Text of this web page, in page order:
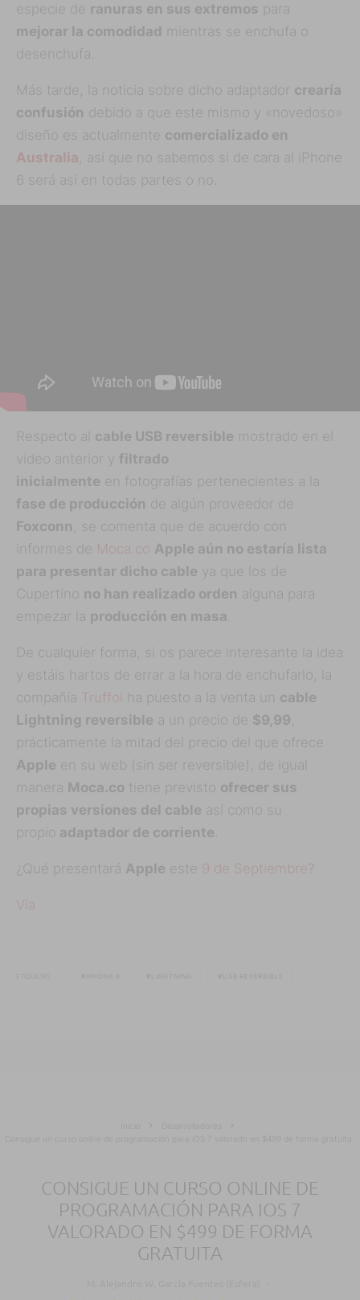
especie de ranuras en sus extremos para
mejorar la comodidad
mientras se enchufa o
desenchufa.
Más tarde, la noticia sobre dicho adaptador crearía
confusión debido a que este mismo y «novedoso»
diseño es actualmente comercializado en
Australia, así que no sabemos si de cara al iPhone
6 será así en todas partes o no.
Respecto al cable USB reversible mostrado en el
vídeo anterior y filtrado
inicialmente en fotografías pertenecientes a la
fase de producción de algún proveedor de
Foxconn , se comenta que de acuerdo con
informes de Moca.co Apple aún no estaría lista
para presentar dicho cable ya que los de
Cupertino no han realizado orden alguna para
empezar la producción en masa .
De cualquier forma, si os parece interesante la idea
y estáis hartos de errar a la hora de enchufarlo, la
compañía
Truffol ha puesto a la venta un cable
Lightning reversible a un precio de $9,99,
prácticamente la mitad del precio del que ofrece
Apple en su web (sin ser reversible), de igual
manera Moca.co tiene previsto ofrecer sus
propias versiones del cable así como su
propio adaptador de corriente.
¿Qué presentará Apple este 9 de Septiembre?
Vía
USB REVERSIBLE
Consigue un curso online de programación para iOS 7 valorado en $499 de forma gratuita
CONSIGUE UN CURSO ONLINE DE
PROGRAMACIÓN PARA IOS 7
VALORADO EN $499 DE FORMA
GRATUITA